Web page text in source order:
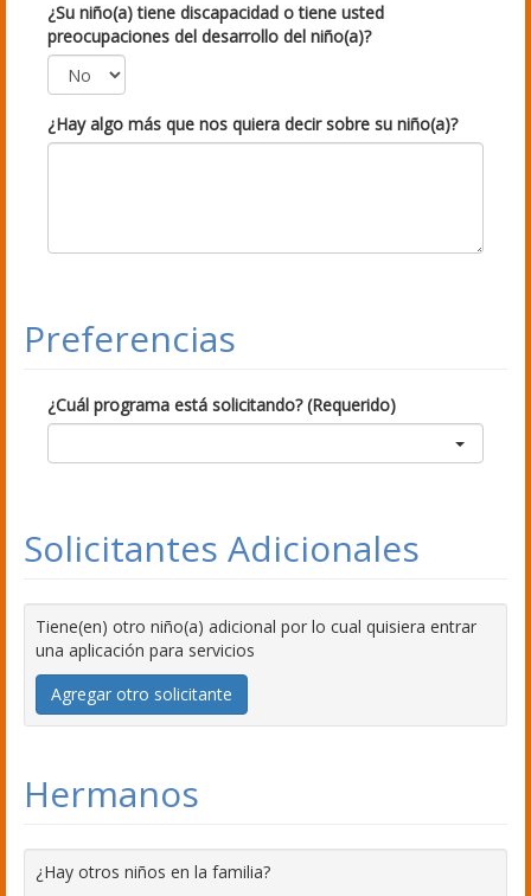
¿Su niño(a) tiene discapacidad o tiene usted
preocupaciones del desarrollo del niño(a)?
¿Hay algo más que nos quiera decir sobre su niño(a)?
Preferencias
¿Cuál programa está solicitando? (Requerido)
Solicitantes Adicionales
Tiene(en) otro niño(a) adicional por lo cual quisiera entrar
una aplicación para servicios
Agregar otro solicitante
Hermanos
¿Hay otros niños en la familia?